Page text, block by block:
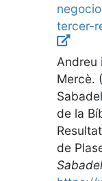
tercer-
Andreu
Mercè.
de la
de